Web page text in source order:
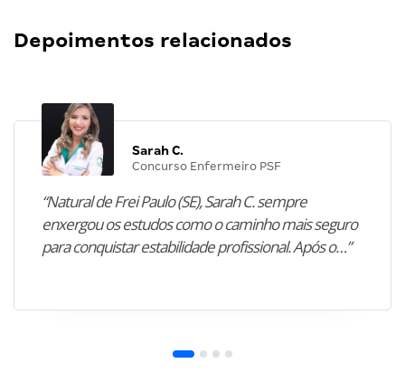
Depoimentos relacionados
Sarah C.
Concurso Enfermeiro PSF
“Natural de Frei Paulo (SE), Sarah C. sempre
enxergou os estudos como o caminho mais seguro
para conquistar estabilidade profissional. Após o…”